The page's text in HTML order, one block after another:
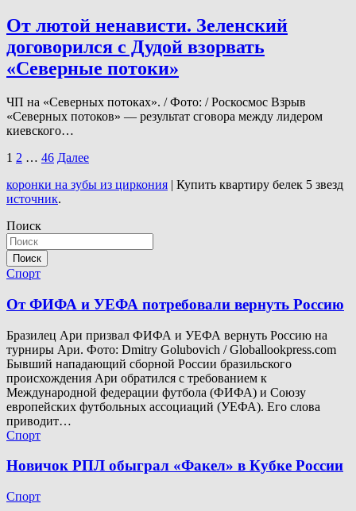
От лютой ненависти. Зеленский
договорился с Дудой взорвать
«Северные потоки»
ЧП на «Северных потоках». / Фото: / Роскосмос Взрыв
«Северных потоков» — результат сговора между лидером
киевского…
Пагинация
записей
1 2 … 46 Далее
коронки на зубы из циркония | Купить квартиру белек 5 звезд
источник.
Поиск
Поиск
Спорт
От ФИФА и УЕФА потребовали вернуть Россию
Бразилец Ари призвал ФИФА и УЕФА вернуть Россию на
турниры Ари. Фото: Dmitry Golubovich / Globallookpress.com
Бывший нападающий сборной России бразильского
происхождения Ари обратился с требованием к
Международной федерации футбола (ФИФА) и Союзу
европейских футбольных ассоциаций (УЕФА). Его слова
приводит…
Спорт
Новичок РПЛ обыграл «Факел» в Кубке России
Спорт